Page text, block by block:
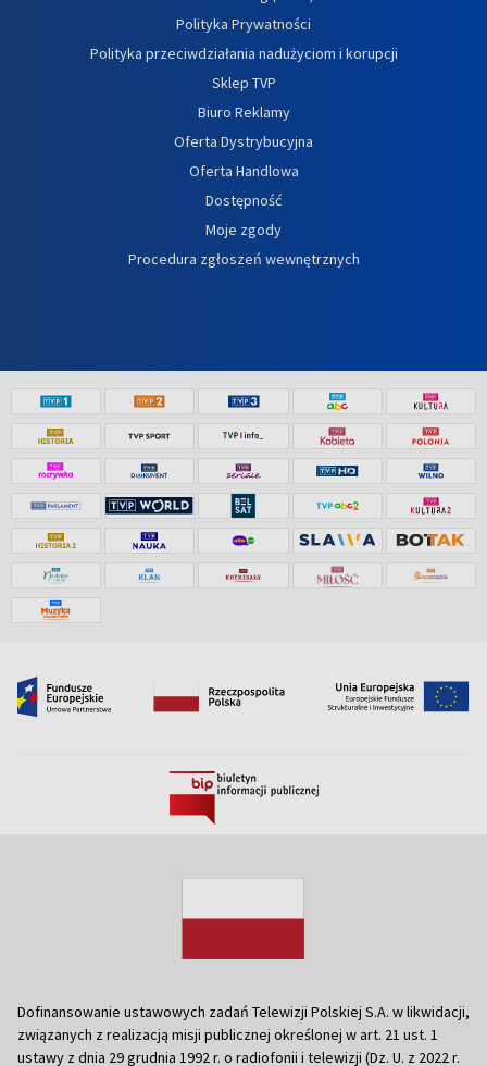
Polityka Prywatności
Polityka przeciwdziałania nadużyciom i korupcji
Sklep TVP
Biuro Reklamy
Oferta Dystrybucyjna
Oferta Handlowa
Dostępność
Moje zgody
Procedura zgłoszeń wewnętrznych
Dofinansowanie ustawowych zadań Telewizji Polskiej S.A. w likwidacji,
związanych z realizacją misji publicznej określonej w art. 21 ust. 1
ustawy z dnia 29 grudnia 1992 r. o radiofonii i telewizji (Dz. U. z 2022 r.